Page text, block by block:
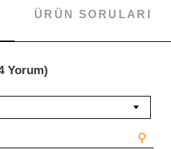
ÜRÜN SORULARI
Yorum)
⚲